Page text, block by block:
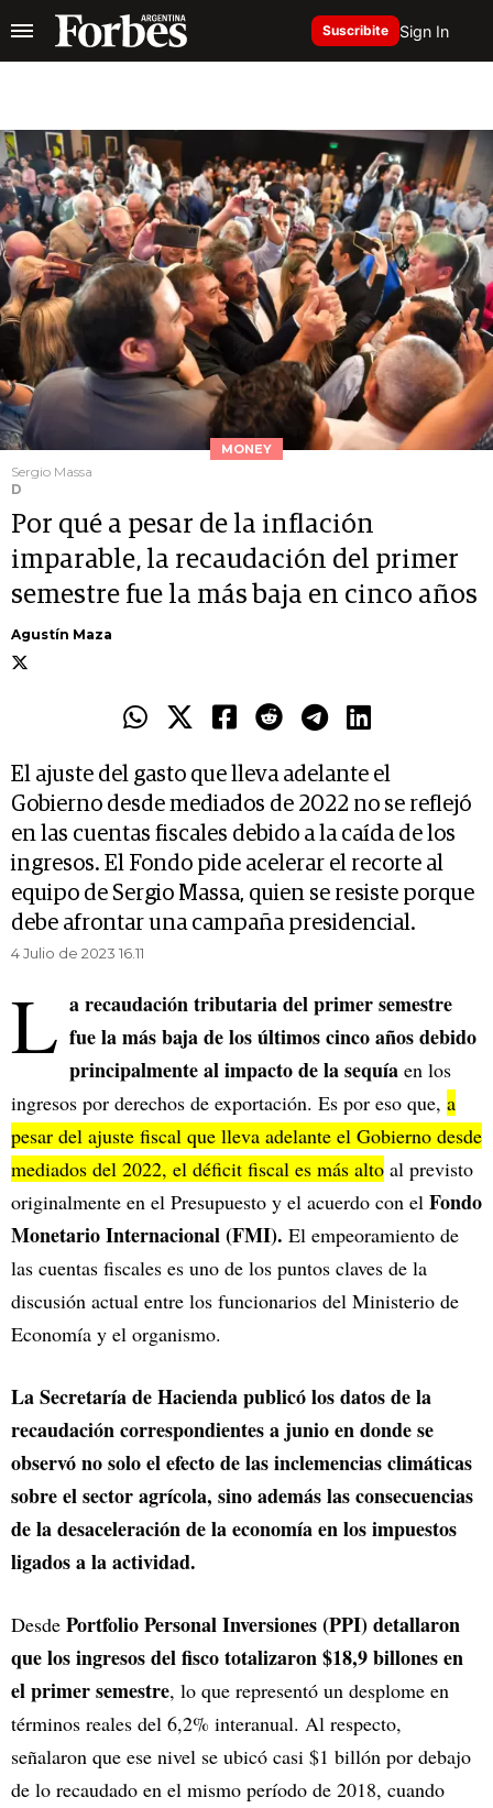
Suscribite Sign In
MONEY
Sergio Massa
D
Por qué a pesar de la inflación
imparable, la recaudación del primer
semestre fue la más baja en cinco años
Agustín Maza
El ajuste del gasto que lleva adelante el
Gobierno desde mediados de 2022 no se reflejó
en las cuentas fiscales debido a la caída de los
ingresos. El Fondo pide acelerar el recorte al
equipo de Sergio Massa, quien se resiste porque
debe afrontar una campaña presidencial.
4 Julio de 2023 16.11
L a recaudación tributaria del primer semestre
fue la más baja de los últimos cinco años debido
principalmente al impacto de la sequía en los
ingresos por derechos de exportación. Es por eso que, a
pesar del ajuste fiscal que lleva adelante el Gobierno desde
mediados del 2022, el déficit fiscal es más alto al previsto
originalmente en el Presupuesto y el acuerdo con el Fondo
Monetario Internacional (FMI). El empeoramiento de
las cuentas fiscales es uno de los puntos claves de la
discusión actual entre los funcionarios del Ministerio de
Economía y el organismo.
La Secretaría de Hacienda publicó los datos de la
recaudación correspondientes a junio en donde se
observó no solo el efecto de las inclemencias climáticas
sobre el sector agrícola, sino además las consecuencias
de la desaceleración de la economía en los impuestos
ligados a la actividad.
Desde Portfolio Personal Inversiones (PPI) detallaron
que los ingresos del fisco totalizaron $18,9 billones en
el primer semestre, lo que representó un desplome en
términos reales del 6,2% interanual. Al respecto,
señalaron que ese nivel se ubicó casi $1 billón por debajo
de lo recaudado en el mismo período de 2018, cuando